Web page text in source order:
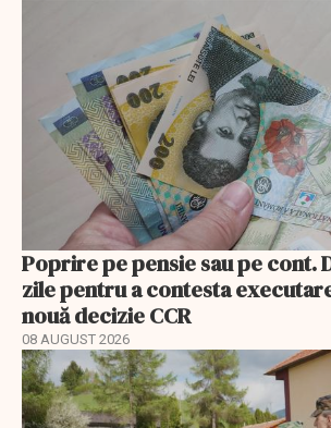
Poprire pe pensie sau pe cont.
zile pentru a contesta
nouă decizie CCR
08 AUGUST 2026